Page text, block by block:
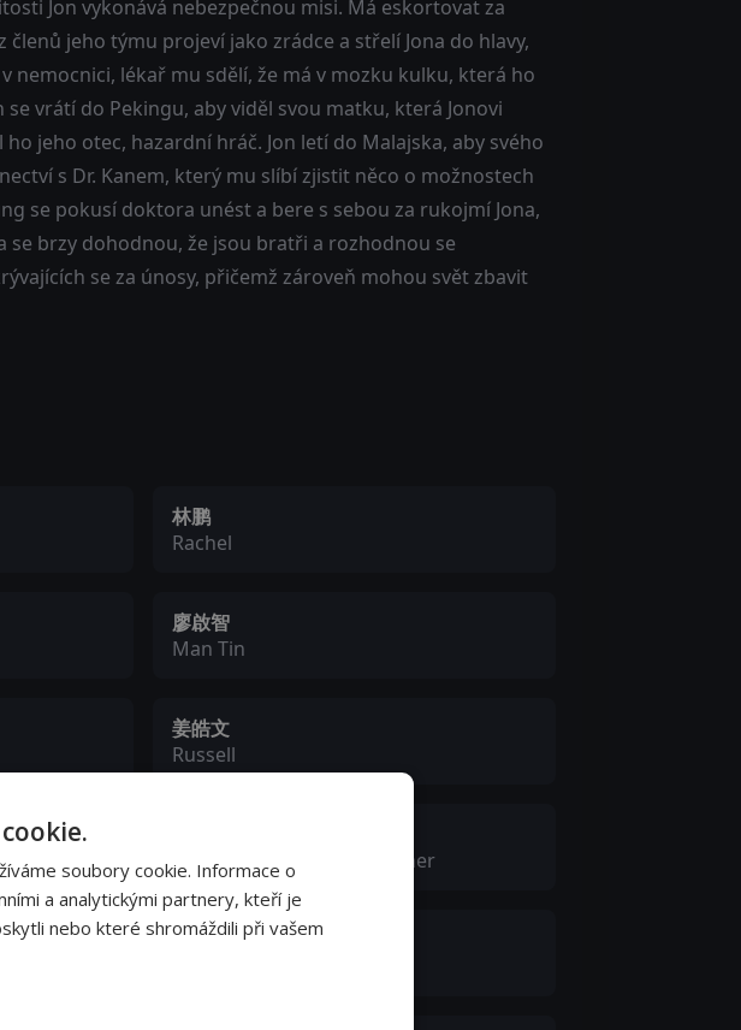
Jon vykonává nebezpečnou misi. Má eskortovat za
jeho týmu projeví jako zrádce a střelí Jona do hlavy,
nemocnici, lékař mu sdělí, že má v mozku kulku, která ho
vrátí do Pekingu, aby viděl svou matku, která Jonovi
jeho otec, hazardní hráč. Jon letí do Malajska, aby svého
s Dr. Kanem, který mu slíbí zjistit něco o možnostech
se pokusí doktora unést a bere s sebou za rukojmí Jona,
brzy dohodnou, že jsou bratři a rozhodnou se
se za únosy, přičemž zároveň mohou svět zbavit
林鹏
Rachel
廖啟智
Man Tin
姜皓文
Russell
Man Yeung's Former Partner
張國樑
soubory cookie. Informace o
a analytickými partnery, kteří je
nebo které shromáždili při vašem